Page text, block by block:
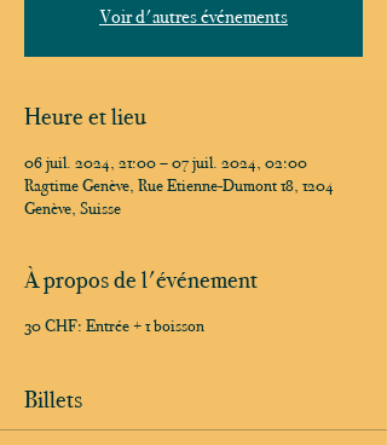
Voir d'autres événements
Heure et lieu
06 juil. 2024, 21:00 – 07 juil. 2024, 02:00
Ragtime Genève, Rue Etienne-Dumont 18, 1204
Genève, Suisse
À propos de l'événement
30 CHF: Entrée + 1 boisson
Billets